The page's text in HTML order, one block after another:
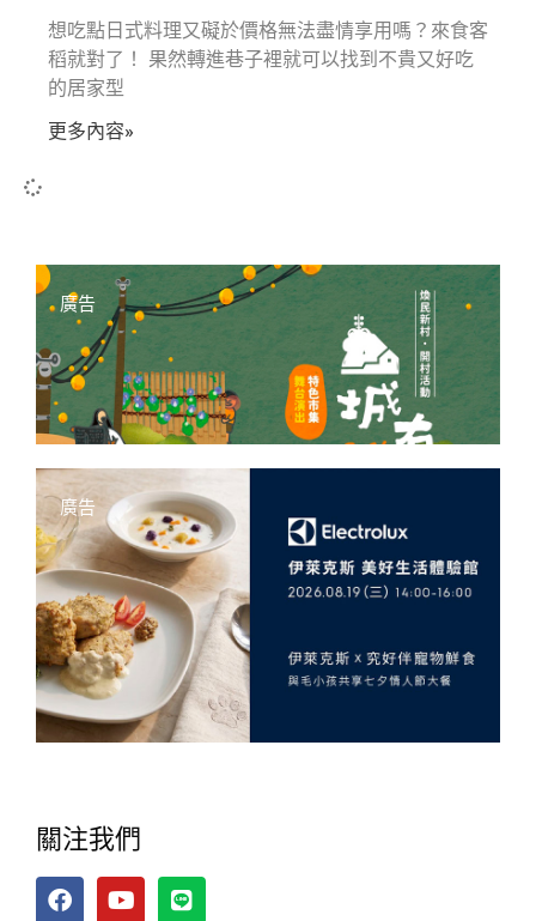
想吃點日式料理又礙於價格無法盡情享用嗎？來食客
稻就對了！ 果然轉進巷子裡就可以找到不貴又好吃
的居家型
更多內容»
廣告
廣告
關注我們